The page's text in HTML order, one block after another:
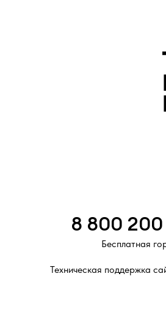
8 800 200
Бесплатная
Техническая поддержка